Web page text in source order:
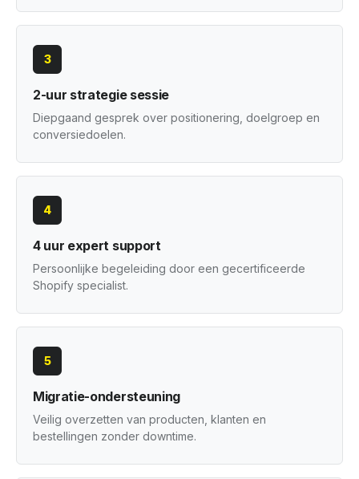
3
2-uur strategie sessie
Diepgaand gesprek over positionering, doelgroep en
conversiedoelen.
4
4 uur expert support
Persoonlijke begeleiding door een gecertificeerde
Shopify specialist.
5
Migratie-ondersteuning
Veilig overzetten van producten, klanten en
bestellingen zonder downtime.